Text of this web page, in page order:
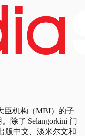
臣机构（MBI）的子
除了 Selangorkini 门
版中文、淡米尔文和